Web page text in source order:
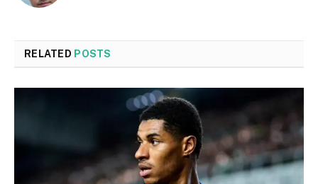
RELATED POSTS